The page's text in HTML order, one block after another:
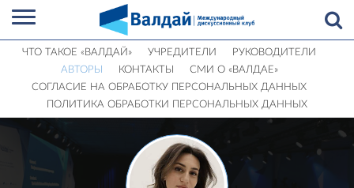
ЧТО ТАКОЕ «ВАЛДАЙ» УЧРЕДИТЕЛИ
РУКОВОДИТЕЛИ
АВТОРЫ
КОНТАКТЫ
СМИ О «ВАЛДАЕ»
СОГЛАСИЕ НА ОБРАБОТКУ ПЕРСОНАЛЬНЫХ ДАННЫХ
ПОЛИТИКА ОБРАБОТКИ ПЕРСОНАЛЬНЫХ ДАННЫХ